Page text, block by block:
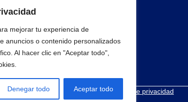
mejorar tu experiencia de
anuncios o contenido personalizados
Al hacer clic en "Aceptar todo",
Denegar todo Aceptar todo
Términos y condicionesPolítica de privacidad